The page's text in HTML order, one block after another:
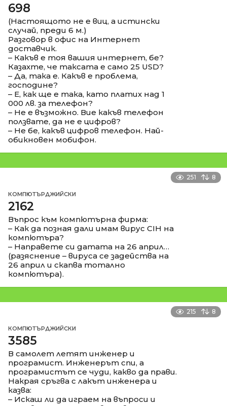
698
(Настоящото не е виц, а истински
случай, преди 6 м.)
Разговор в офис на Интернет
доставчик.
– Какъв е тоя вашия интернет, бе?
Казахте, че таксата е само 25 USD?
– Да, така е. Какъв е проблема,
господине?
– Е, как ще е така, като платих над 1
000 лв. за телефон?
– Не е възможно. Вие какъв телефон
ползвате, да не е цифров?
– Не бе, какъв цифров телефон. Най-
обикновен мобифон.
251 8
КОМПЮТЪРДЖИЙСКИ
2162
Въпрос към компютърна фирма:
– Как да позная дали имам вирус CIH на
компютъра?
– Направете си датата на 26 април…
(разяснение – вируса се задейства на
26 април и скапва тотално
компютъра).
215 8
КОМПЮТЪРДЖИЙСКИ
3585
В самолет летят инженер и
програмист. Инженерът спи, а
програмистът се чуди, какво да прави.
Накрая сръгва с лакът инженера и
казва:
– Искаш ли да играем на въпроси и